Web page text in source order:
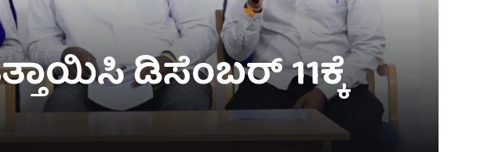
ಡಿಸೆಂಬರ್ 11ಕ್ಕೆ